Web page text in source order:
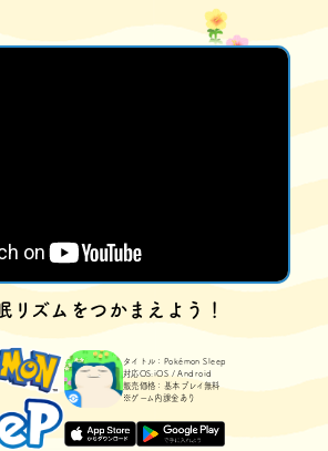
リズムをつかまえよう！
タイトル：Pokémon Sleep
対応OS:iOS / Android
販売価格：基本プレイ無料
※ゲーム内課金あり